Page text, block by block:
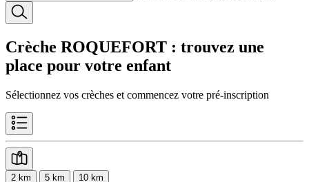
Crèche ROQUEFORT : trouvez une
place pour votre enfant
Sélectionnez vos crèches et commencez votre pré-inscription
2 km 5 km 10 km